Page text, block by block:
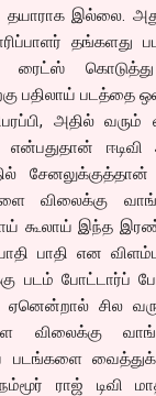
தயாராக இல்லை.
ரைட்ஸ்
பதிலாய் படத்தை
அதில்
ஈடிவி
விலைக்கு
கூலாய் இந்த
பாதி என
படம் போட்டார்ப்
சில
விலைக்கு
படங்களை
ராஜ் டிவி